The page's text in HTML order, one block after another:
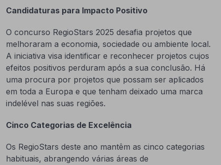
Candidaturas para Impacto Positivo
O concurso RegioStars 2025 desafia projetos que
melhoraram a economia, sociedade ou ambiente local.
A iniciativa visa identificar e reconhecer projetos cujos
efeitos positivos perduram após a sua conclusão. Há
uma procura por projetos que possam ser aplicados
em toda a Europa e que tenham deixado uma marca
indelével nas suas regiões.
Cinco Categorias de Excelência
Os RegioStars deste ano mantêm as cinco categorias
habituais, abrangendo várias áreas de